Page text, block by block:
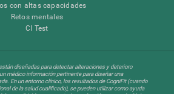
con altas capacidades
Retos mentales
CI Test
diseñadas para detectar alteraciones y deterioro
médico información pertinente para diseñar una
En un entorno clínico, los resultados de CogniFit (cuando
de la salud cualificado), se pueden utilizar como ayuda